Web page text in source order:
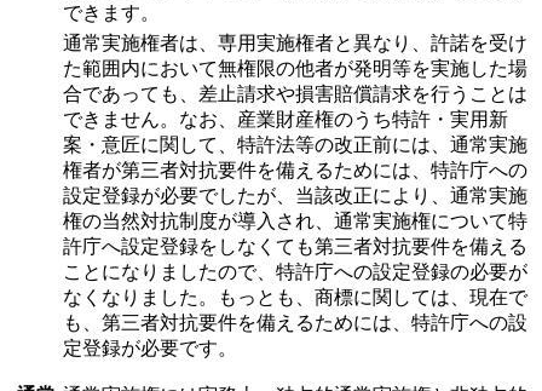
できます。
通常実施権者は、専用実施権者と異なり、許諾を受け
た範囲内において無権限の他者が発明等を実施した場
合であっても、差止請求や損害賠償請求を行うことは
できません。なお、産業財産権のうち特許・実用新
案・意匠に関して、特許法等の改正前には、通常実施
権者が第三者対抗要件を備えるためには、特許庁への
設定登録が必要でしたが、当該改正により、通常実施
権の当然対抗制度が導入され、通常実施権について特
許庁へ設定登録をしなくても第三者対抗要件を備える
ことになりましたので、特許庁への設定登録の必要が
なくなりました。もっとも、商標に関しては、現在で
も、第三者対抗要件を備えるためには、特許庁への設
定登録が必要です。